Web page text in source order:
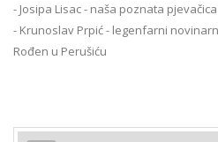
- Josipa Lisac - naša poznata
- Krunoslav Prpić - legenfarni
Rođen u Perušiću